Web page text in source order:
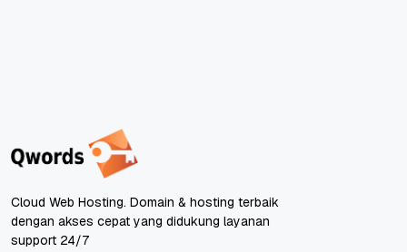
Cloud Web Hosting. Domain & hosting terbaik
dengan akses cepat yang didukung layanan
support 24/7